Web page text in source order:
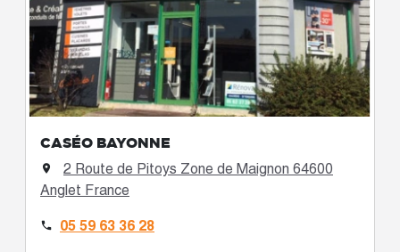
CASÉO BAYONNE

2 Route de Pitoys Zone de Maignon 64600
Anglet France
 05 59 63 36 28